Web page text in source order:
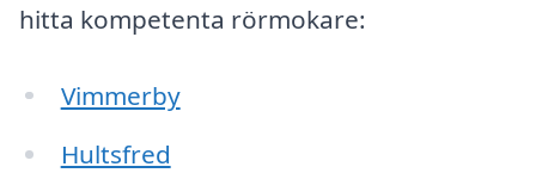
hitta kompetenta rörmokare:
Vimmerby
Hultsfred